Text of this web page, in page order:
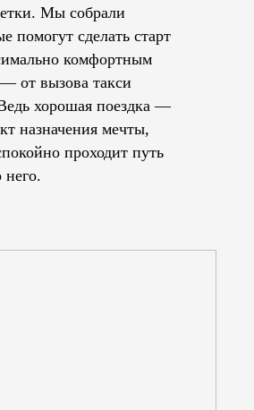
Мы собрали
помогут сделать старт
комфортным
от вызова такси
хорошая поездка —
назначения мечты,
проходит путь
него.